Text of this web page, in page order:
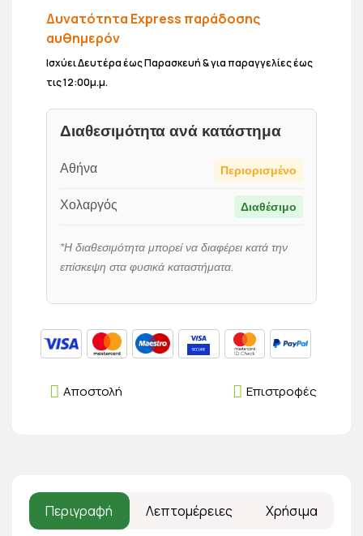
Δυνατότητα Express παράδοσης
αυθημερόν
Ισχύει Δευτέρα έως Παρασκευή & για παραγγελίες έως
τις 12:00μ.μ.
Διαθεσιμότητα ανά κατάστημα
Αθήνα Περιορισμένο
Χολαργός Διαθέσιμο
*Η διαθεσιμότητα μπορεί να διαφέρει κατά την
επίσκεψη στα φυσικά καταστήματα.
Επιστροφές
Αποστολή
Περιγραφή Λεπτομέρειες Χρήσιμα